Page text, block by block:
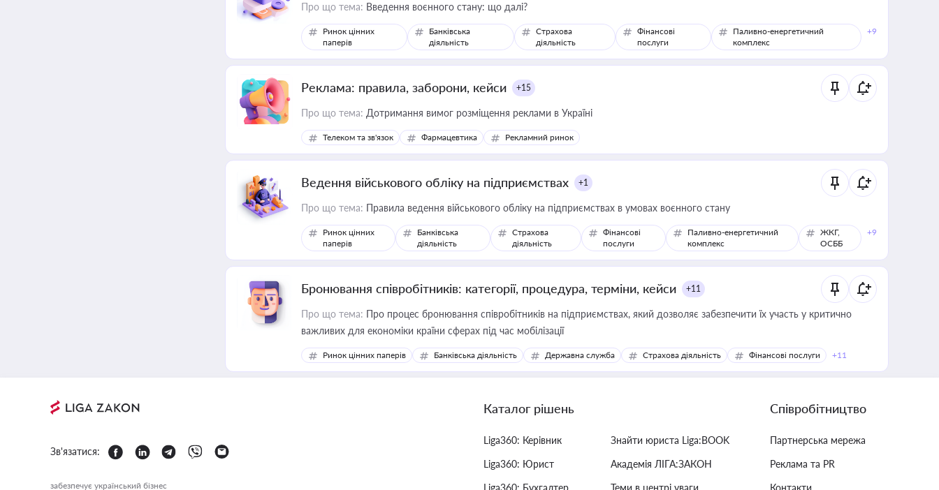
Про що тема: Введення воєнного стану: що далі?
Ринок цінних
паперів
Банківська
діяльність
Страхова
діяльність
Фінансові
послуги
Паливно-енергетичний
комплекс
+9
Реклама: правила, заборони, кейси +15
Про що тема: Дотримання вимог розміщення реклами в Україні
Телеком та зв'язок Фармацевтика Рекламний ринок
Ведення військового обліку на підприємствах +1
Про що тема: Правила ведення військового обліку на підприємствах в умовах воєнного стану
Ринок цінних
паперів
Банківська
діяльність
Страхова
діяльність
Фінансові
послуги
Паливно-енергетичний
комплекс
ЖКГ,
ОСББ
+9
Бронювання співробітників: категорії, процедура, терміни, кейси +11
Про що тема: Про процес бронювання співробітників на підприємствах, який дозволяє забезпечити їх участь у критично
важливих для економіки країни сферах під час мобілізації
Ринок цінних паперів Банківська діяльність Державна служба Страхова діяльність Фінансові послуги +11
Зв'язатися:
забезпечує український бізнес
Каталог рішень
Liga360: Керівник
Liga360: Юрист
Liga360: Бухгалтер
Знайти юриста Liga:BOOK
Академія ЛІГА:ЗАКОН
Теми в центрі уваги
Співробітництво
Партнерська мережа
Реклама та PR
Контакти